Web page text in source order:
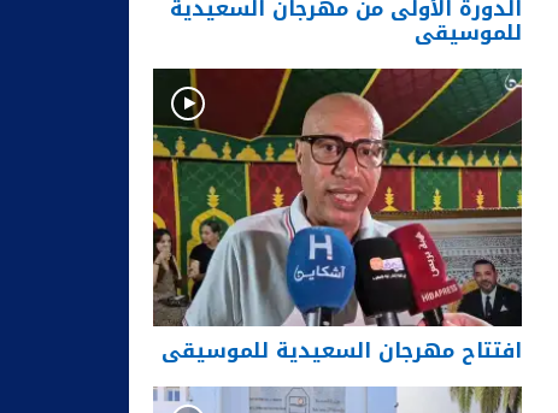
الدورة الأولى من مهرجان السعيدية
للموسيقى
افتتاح مهرجان السعيدية للموسيقى